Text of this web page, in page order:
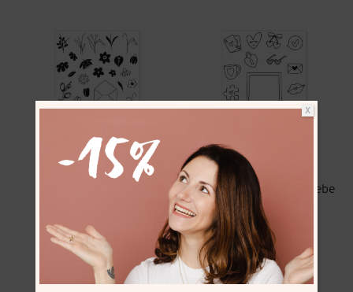
18,90
zzgl. Versand
Stempelset A6 Mini Liebe
18,90
zzgl. Versand
X